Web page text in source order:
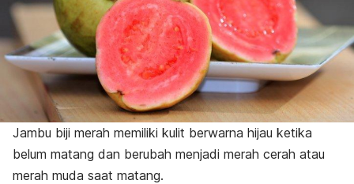
Jambu biji merah memiliki kulit berwarna hijau ketika
belum matang dan berubah menjadi merah cerah atau
merah muda saat matang.